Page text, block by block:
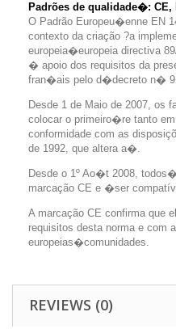
Padrões de qualidade�: CE,
O Padrão Europeu�enne
contexto da criação ?a
europeia�europeia directiva
� apoio dos requisitos da
fran�ais pelo d�decreto n�
Desde 1 de Maio de 2007, os
colocar o primeiro�re tanto
conformidade com as
de 1992, que altera a�.
Desde o 1º Ao�t 2008,
marcação CE e �ser
A marcação CE confirma que
requisitos desta norma e com
europeias�comunidades.
REVIEWS (0)